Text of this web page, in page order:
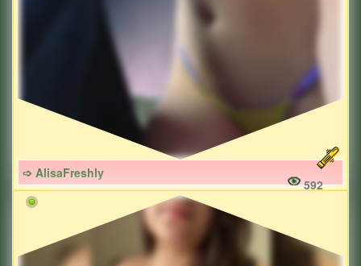
➩ AlisaFreshly
592